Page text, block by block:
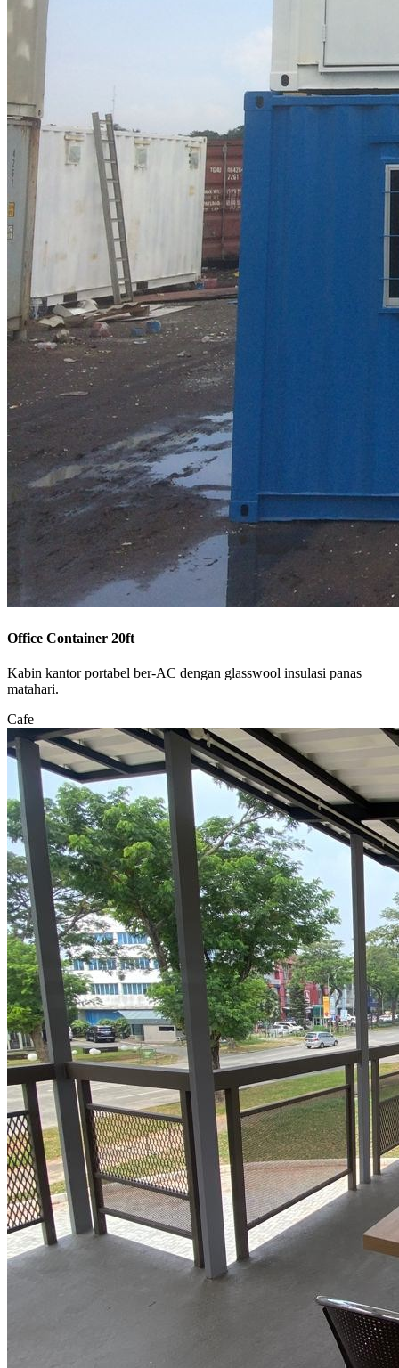
Office Container 20ft
Kabin kantor portabel ber-AC dengan glasswool insulasi panas
matahari.
Cafe